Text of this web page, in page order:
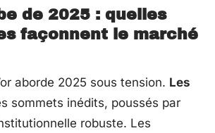
de 2025 : quelles
façonnent le marché
aborde 2025 sous tension. Les
sommets inédits, poussés par
robuste. Les